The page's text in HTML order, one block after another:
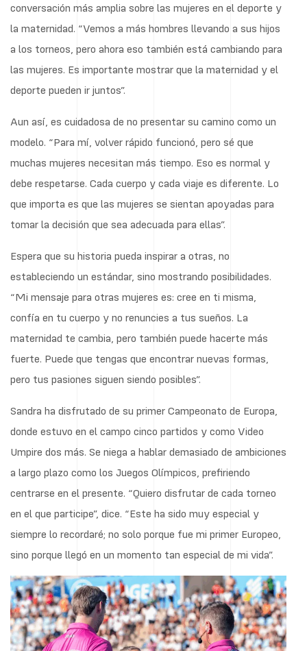
conversación más amplia sobre las mujeres en el deporte y
la maternidad. “Vemos a más hombres llevando a sus hijos
a los torneos, pero ahora eso también está cambiando para
las mujeres. Es importante mostrar que la maternidad y el
deporte pueden ir juntos”.
Aun así, es cuidadosa de no presentar su camino como un
modelo. “Para mí, volver rápido funcionó, pero sé que
muchas mujeres necesitan más tiempo. Eso es normal y
debe respetarse. Cada cuerpo y cada viaje es diferente. Lo
que importa es que las mujeres se sientan apoyadas para
tomar la decisión que sea adecuada para ellas”.
Espera que su historia pueda inspirar a otras, no
estableciendo un estándar, sino mostrando posibilidades.
“Mi mensaje para otras mujeres es: cree en ti misma,
confía en tu cuerpo y no renuncies a tus sueños. La
maternidad te cambia, pero también puede hacerte más
fuerte. Puede que tengas que encontrar nuevas formas,
pero tus pasiones siguen siendo posibles”.
Sandra ha disfrutado de su primer Campeonato de Europa,
donde estuvo en el campo cinco partidos y como Video
Umpire dos más. Se niega a hablar demasiado de ambiciones
a largo plazo como los Juegos Olímpicos, prefiriendo
centrarse en el presente. “Quiero disfrutar de cada torneo
en el que participe”, dice. “Este ha sido muy especial y
siempre lo recordaré; no solo porque fue mi primer Europeo,
sino porque llegó en un momento tan especial de mi vida”.